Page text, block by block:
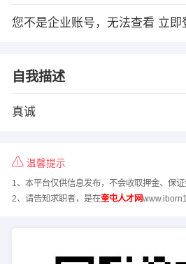
您不是企业账号，无法查看 立即
自我描述
真诚
温馨提示
1、本平台仅供信息发布，不会收取押金、保证
2、请告知求职者，是在奎屯人才网